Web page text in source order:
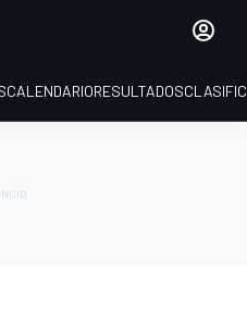
CALENDARIORESULTADOS